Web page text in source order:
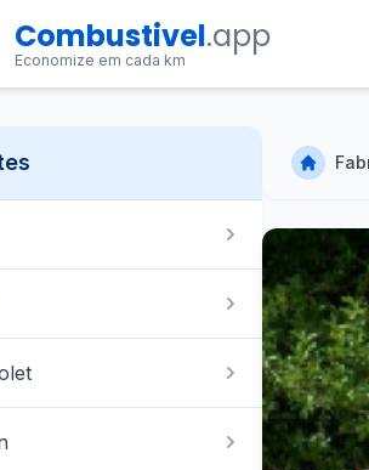
Combustivel.app
Economize em cada km